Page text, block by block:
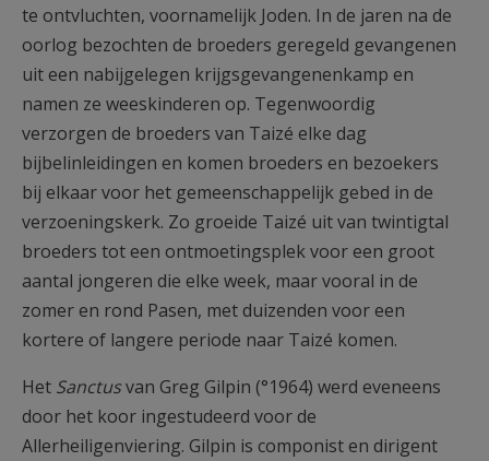
te ontvluchten, voornamelijk Joden. In de jaren na de
oorlog bezochten de broeders geregeld gevangenen
uit een nabijgelegen krijgsgevangenenkamp en
namen ze weeskinderen op. Tegenwoordig
verzorgen de broeders van Taizé elke dag
bijbelinleidingen en komen broeders en bezoekers
bij elkaar voor het gemeenschappelijk gebed in de
verzoeningskerk. Zo groeide Taizé uit van twintigtal
broeders tot een ontmoetingsplek voor een groot
aantal jongeren die elke week, maar vooral in de
zomer en rond Pasen, met duizenden voor een
kortere of langere periode naar Taizé komen.
Het Sanctusvan Greg Gilpin (°1964) werd eveneens
door het koor ingestudeerd voor de
Allerheiligenviering. Gilpin is componist en dirigent